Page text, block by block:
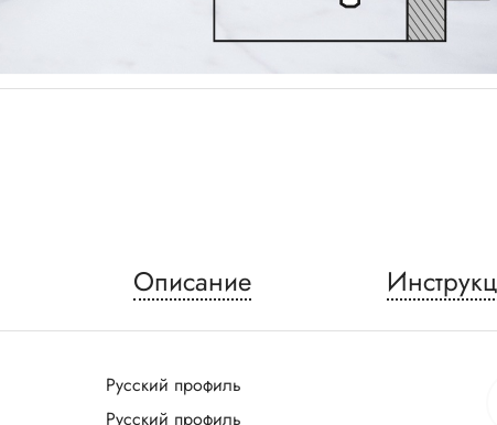
Описание
Русский профиль
Русский профиль